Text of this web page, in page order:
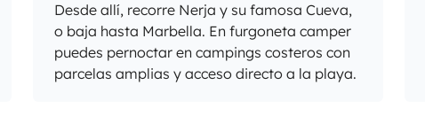
Desde allí, recorre Nerja y su famosa Cueva,
o baja hasta Marbella. En furgoneta camper
puedes pernoctar en campings costeros con
parcelas amplias y acceso directo a la playa.